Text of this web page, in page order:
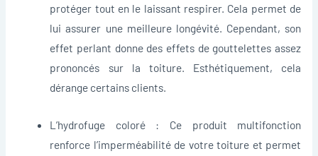
protéger tout en le laissant respirer. Cela permet de
lui assurer une meilleure longévité. Cependant, son
effet perlant donne des effets de gouttelettes assez
prononcés sur la toiture. Esthétiquement, cela
dérange certains clients.
L’hydrofuge coloré : Ce produit multifonction
renforce l’imperméabilité de votre toiture et permet